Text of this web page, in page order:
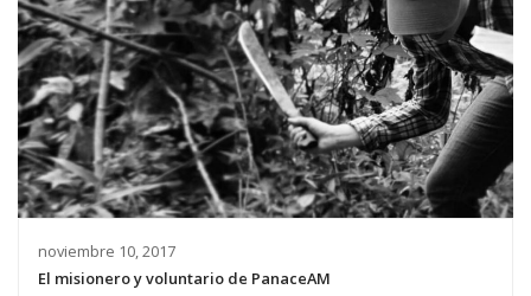
noviembre 10, 2017
El misionero y voluntario de PanaceAM